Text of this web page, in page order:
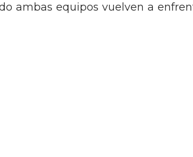
ambas equipos vuelven a